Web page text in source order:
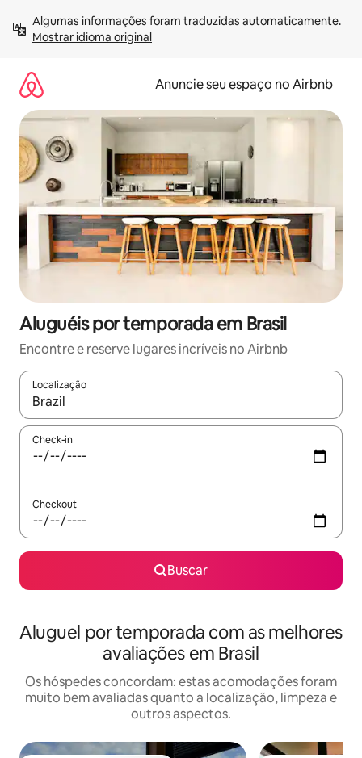
para
Mostrar idioma original
Anuncie seu espaço no Airbnb
Aluguéis por temporada em Brasil
Encontre e reserve lugares incríveis no Airbnb
Localização
Quando os resultados estiverem disponíveis, explore-os
Check-in
Checkout
Buscar
Aluguel por temporada com as melhores
avaliações em Brasil
Os hóspedes concordam: estas acomodações foram
muito bem avaliadas quanto a localização, limpeza e
outros aspectos.